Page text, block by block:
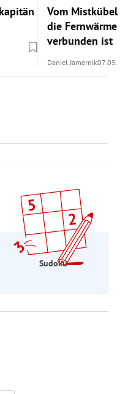
Vom Mistkübel
die Fernwärme
verbunden ist
Daniel Jamernik
Sudoku